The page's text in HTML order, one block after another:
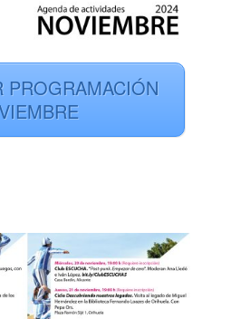
PROGRAMACIÓN